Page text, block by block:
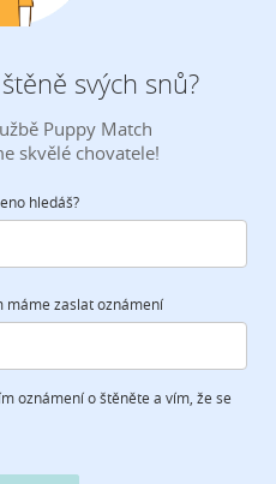
svých snů?
Puppy Match
skvělé chovatele!
hledáš?
máme zaslat oznámení
oznámení o štěněte a vím, že se